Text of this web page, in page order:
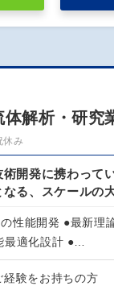
解析・研
休み
開発に携わって
る、スケールの
性能開発 ●最新理
最適化設計 ●…
験をお持ちの方